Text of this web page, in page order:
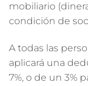
mobiliario
condición de
A todas las
aplicará una
7%, o de un 3%